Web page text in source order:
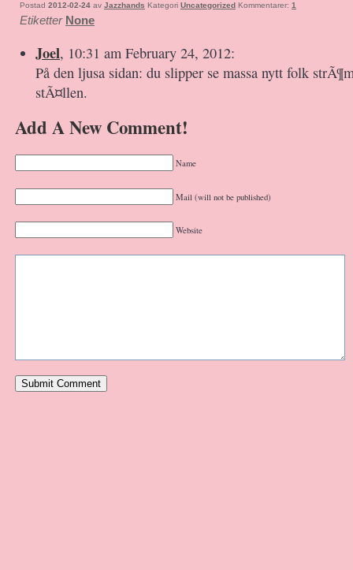
Postad 2012-02-24 av Jazzhands Kategori Uncategorized Kommentarer: 1
Etiketter None
Joel, 10:31 am February 24, 2012:
På den ljusa sidan: du slipper se massa nytt folk
stÃ¤llen.
Add A New Comment!
Name
Mail (will not be published)
Website